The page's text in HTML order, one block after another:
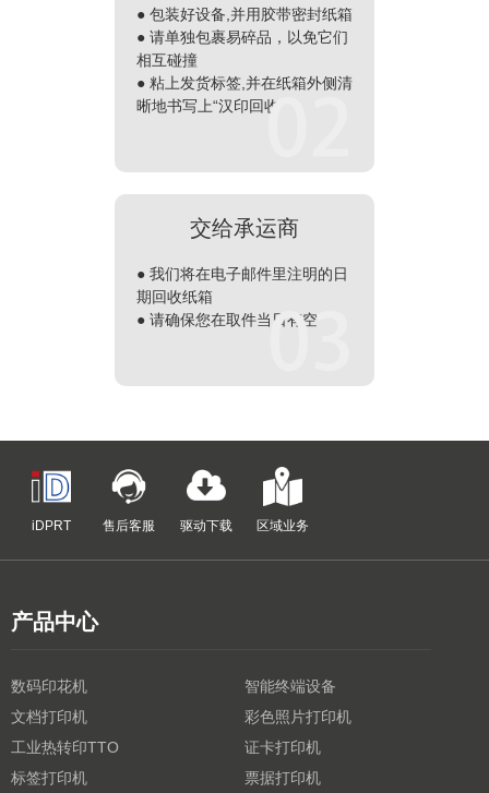
● 包装好设备,并用胶带密封纸箱
● 请单独包裹易碎品，以免它们
相互碰撞
● 粘上发货标签,并在纸箱外侧清
晰地书写上“汉印回收”
交给承运商
● 我们将在电子邮件里注明的日
期回收纸箱
● 请确保您在取件当日有空
iDPRT 售后客服 驱动下载 区域业务
产品中心
数码印花机
智能终端设备
文档打印机
彩色照片打印机
工业热转印TTO
证卡打印机
标签打印机
票据打印机